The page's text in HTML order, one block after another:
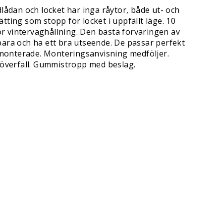
och locket har inga råytor, både ut- och
som stopp för locket i uppfällt läge. 10
vinterväghållning. Den bästa förvaringen av
och ha ett bra utseende. De passar perfekt
Monteringsanvisning medföljer.
Gummistropp med beslag.